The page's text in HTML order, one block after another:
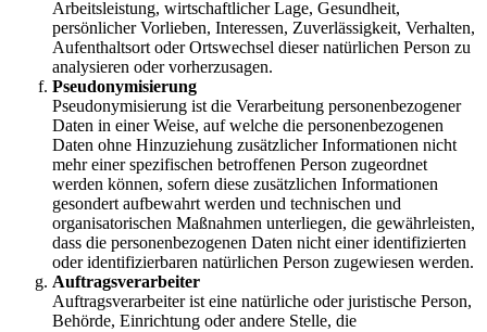
Arbeitsleistung, wirtschaftlicher Lage, Gesundheit,
persönlicher Vorlieben, Interessen, Zuverlässigkeit, Verhalten,
Aufenthaltsort oder Ortswechsel dieser natürlichen Person zu
analysieren oder vorherzusagen.
Pseudonymisierung
Pseudonymisierung ist die Verarbeitung personenbezogener
Daten in einer Weise, auf welche die personenbezogenen
Daten ohne Hinzuziehung zusätzlicher Informationen nicht
mehr einer spezifischen betroffenen Person zugeordnet
werden können, sofern diese zusätzlichen Informationen
gesondert aufbewahrt werden und technischen und
organisatorischen Maßnahmen unterliegen, die gewährleisten,
dass die personenbezogenen Daten nicht einer identifizierten
oder identifizierbaren natürlichen Person zugewiesen werden.
Auftragsverarbeiter
Auftragsverarbeiter ist eine natürliche oder juristische Person,
Behörde, Einrichtung oder andere Stelle, die